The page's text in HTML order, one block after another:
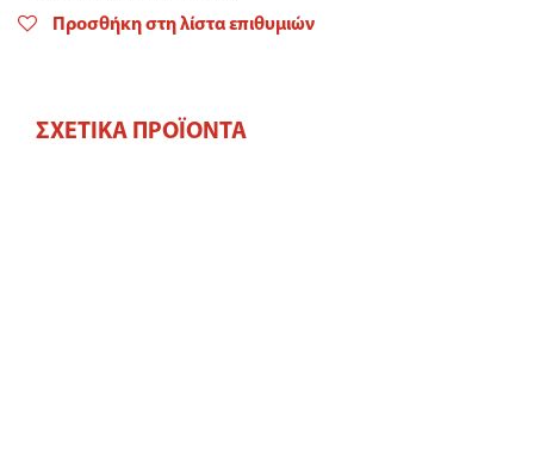
Προσθήκη στη λίστα επιθυμιών
ΣΧΕΤΙΚΆ ΠΡΟΪΌΝΤΑ